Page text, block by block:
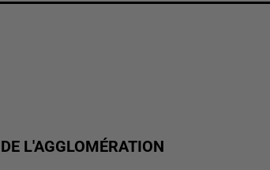
L'AGGLOMÉRATION